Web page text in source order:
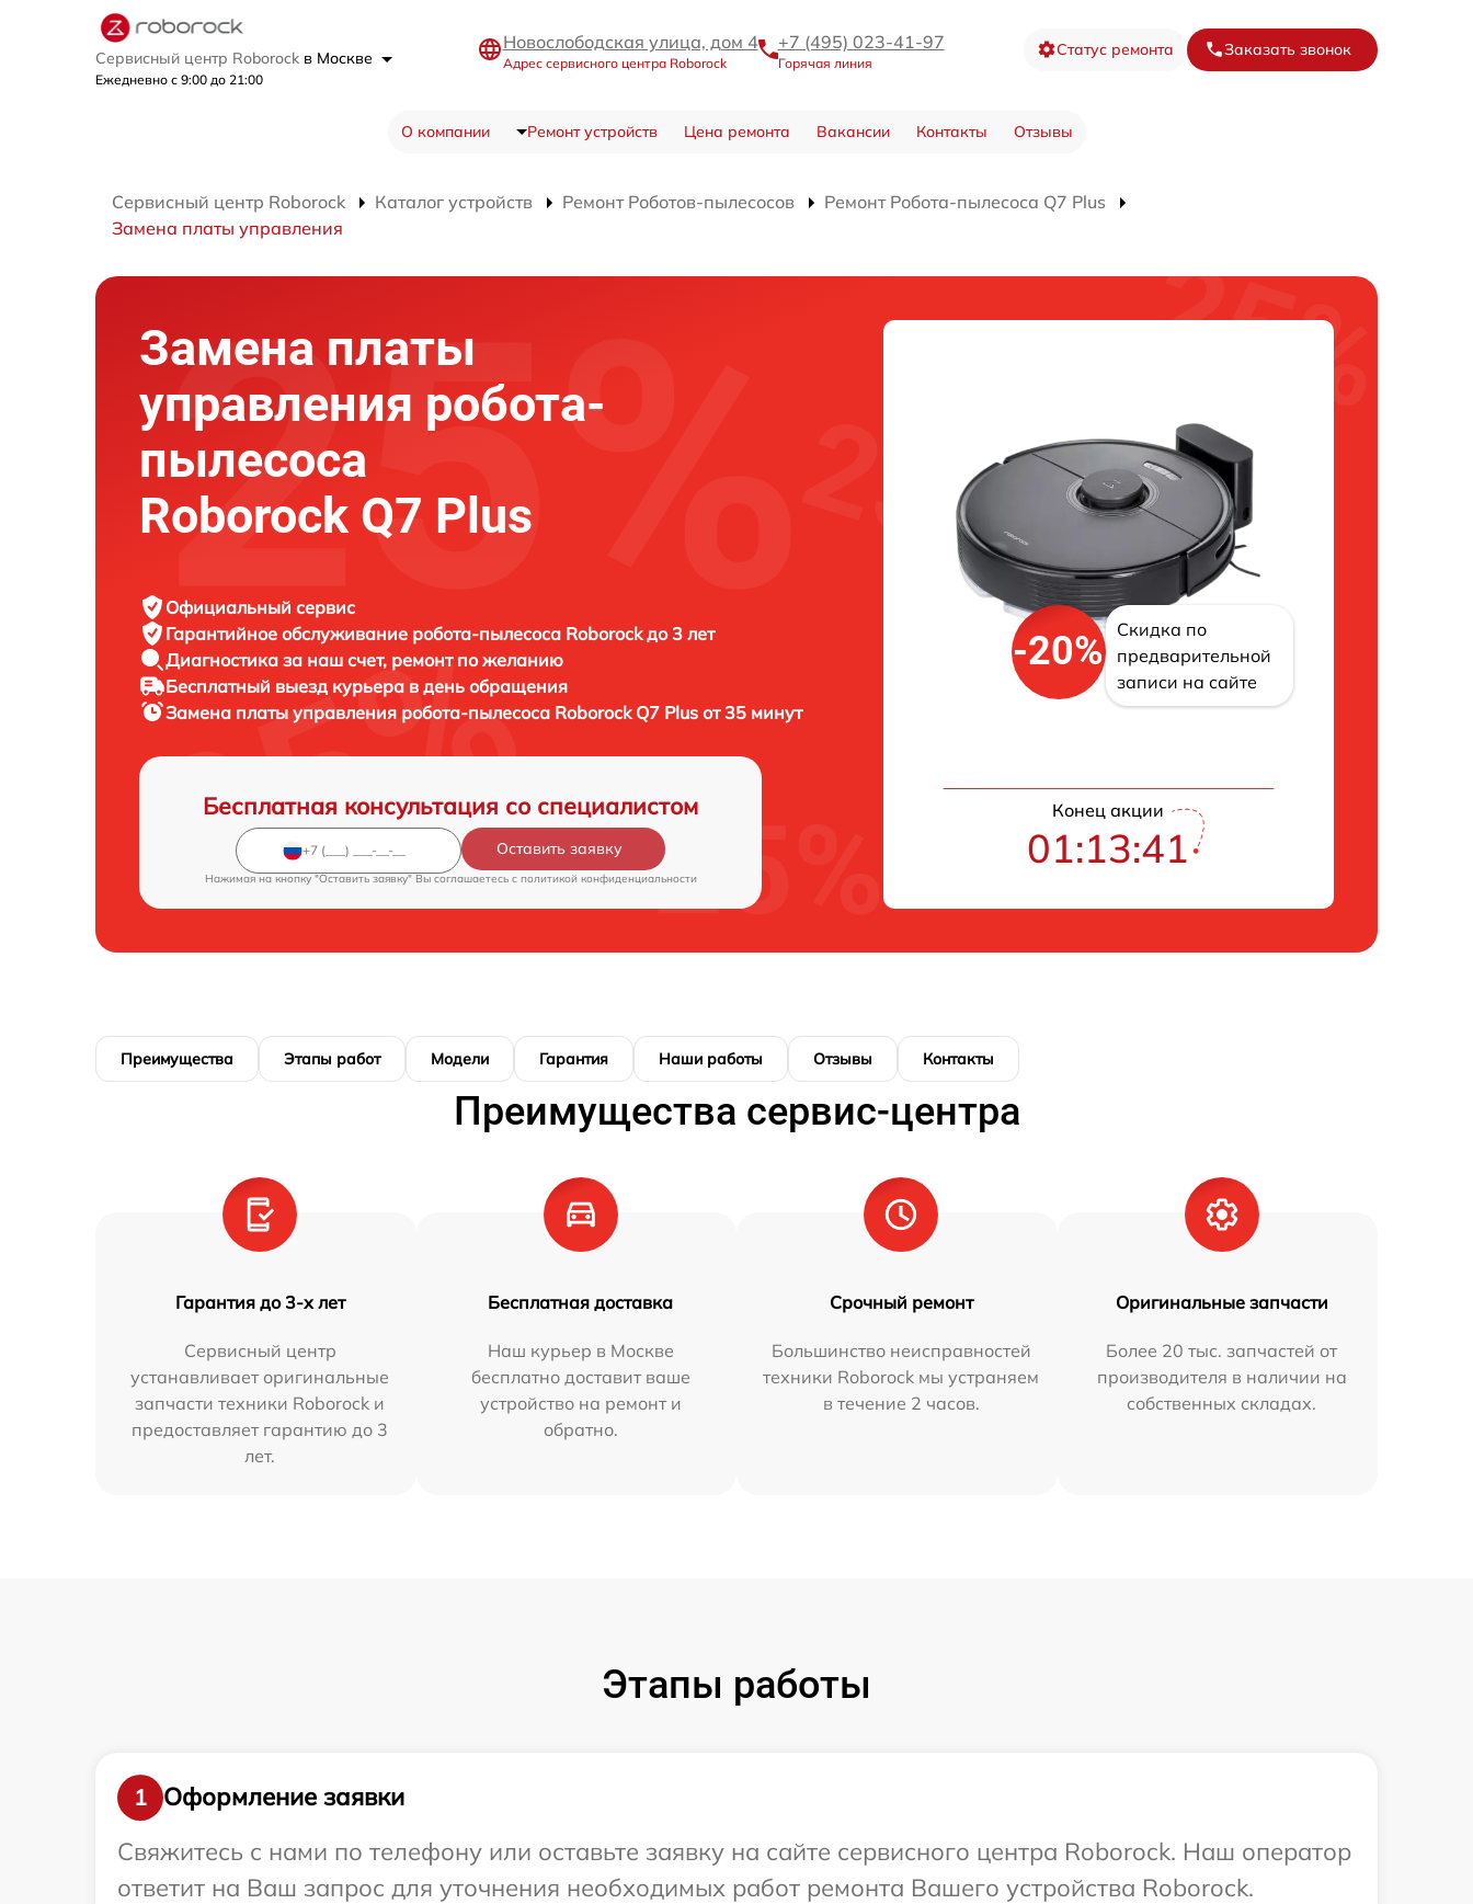
Сервисный центр Roborock в Москве
Ежедневно с 9:00 до 21:00
Новослободская улица, дом 4
Адрес сервисного центра Roborock
+7 (495) 023-41-97
Горячая линия
Статус ремонта Заказать звонок
О компании Ремонт устройств Цена ремонта Вакансии Контакты Отзывы
Сервисный центр Roborock Каталог устройств Ремонт Роботов-пылесосов
Ремонт Робота-пылесоса Q7 Plus
Замена платы управления
Замена платы
управления робота-
пылесоса
Roborock Q7 Plus
Официальный сервис
Гарантийное обслуживание робота-пылесоса Roborock до 3 лет
Диагностика за наш счет, ремонт по желанию
Бесплатный выезд курьера в день обращения
Замена платы управления робота-пылесоса Roborock Q7 Plus от 35 минут
Бесплатная консультация со специалистом
Оставить заявку
Нажимая на кнопку "Оставить заявку" Вы соглашаетесь c политикой конфиденциальности
-20%
Скидка по
предварительной
записи на сайте
Конец акции
01:13:40
Преимущества Этапы работ Модели Гарантия Наши работы Отзывы Контакты
Преимущества сервис-центра
Гарантия до 3-х лет
Сервисный центр
устанавливает оригинальные
запчасти техники Roborock и
предоставляет гарантию до 3
лет.
Бесплатная доставка
Наш курьер в Москве
бесплатно доставит ваше
устройство на ремонт и
обратно.
Срочный ремонт
Большинство неисправностей
техники Roborock мы устраняем
в течение 2 часов.
Оригинальные запчасти
Более 20 тыс. запчастей от
производителя в наличии на
собственных складах.
Этапы работы
1
Оформление заявки
Свяжитесь с нами по телефону или оставьте заявку на сайте сервисного центра Roborock. Наш оператор
ответит на Ваш запрос для уточнения необходимых работ ремонта Вашего устройства Roborock.